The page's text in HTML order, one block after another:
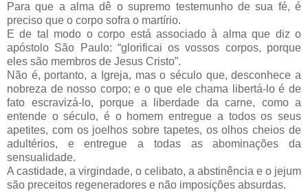
Para que a alma dê o supremo testemunho de sua fé, é
preciso que o corpo sofra o martírio.
E de tal modo o corpo está associado à alma que diz o
apóstolo São Paulo: “glorificai os vossos corpos, porque
eles são membros de Jesus Cristo”.
Não é, portanto, a Igreja, mas o século que, desconhece a
nobreza de nosso corpo; e o que ele chama libertá-lo é de
fato escravizá-lo, porque a liberdade da carne, como a
entende o século, é o homem entregue a todos os seus
apetites, com os joelhos sobre tapetes, os olhos cheios de
adultérios, e entregue a todas as abominações da
sensualidade.
A castidade, a virgindade, o celibato, a abstinência e o jejum
são preceitos regeneradores e não imposições absurdas.